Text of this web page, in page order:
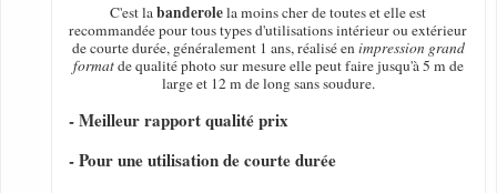
C'est labanderolela moins cher de toutes et elle est
recommandée pour tous types d'utilisations intérieur ou extérieur
de courte durée, généralement 1 ans, réalisé enimpression grand
formatde qualité photo sur mesure elle peut faire jusqu'à 5 m de
large et 12 m de long sans soudure.
- Meilleur rapport qualité prix
- Pour une utilisation de courte durée